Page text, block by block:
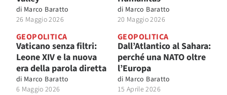
di Marco Baratto
26 Maggio 2026
di Marco Baratto
20 Maggio 2026
GEOPOLITICA
Vaticano senza filtri:
Leone XIV e la nuova
era della parola diretta
di Marco Baratto
6 Maggio 2026
GEOPOLITICA
Dall’Atlantico al Sahara:
perché una NATO oltre
l’Europa
di Marco Baratto
15 Aprile 2026